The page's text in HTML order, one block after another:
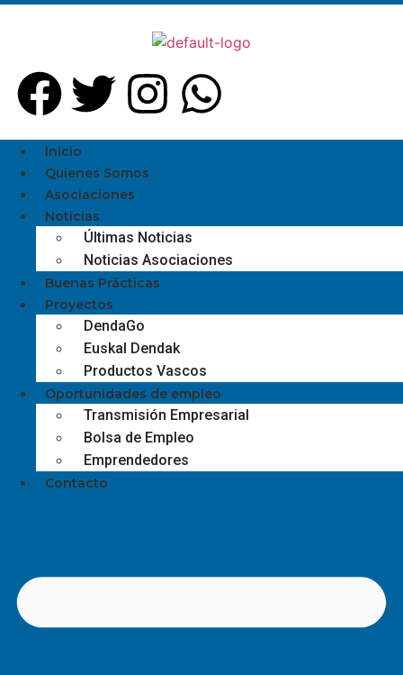
Inicio
Quienes Somos
Asociaciones
Noticias
Últimas Noticias
Noticias Asociaciones
Buenas Prácticas
Proyectos
DendaGo
Euskal Dendak
Productos Vascos
Oportunidades de empleo
Transmisión Empresarial
Bolsa de Empleo
Emprendedores
Contacto